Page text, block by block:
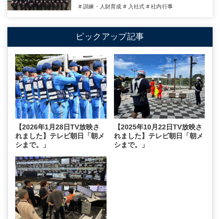
# 訓練・人財育成 # 入社式 # 社内行事
ピックアップ記事
【2026年1月28日TV放映さ
れました】テレビ朝日「朝メ
シまで。」
【2025年10月22日TV放映さ
れました】テレビ朝日「朝メ
シまで。」